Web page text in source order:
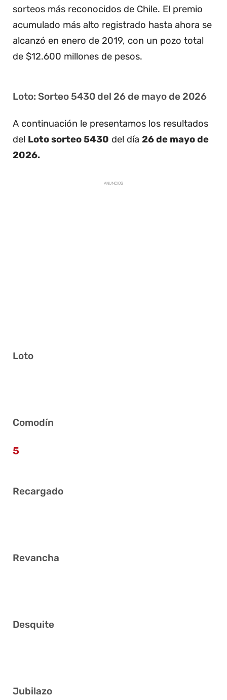
sorteos más reconocidos de Chile. El premio
acumulado más alto registrado hasta ahora se
alcanzó en enero de 2019, con un pozo total
de $12.600 millones de pesos.
Loto: Sorteo 5430 del 26 de mayo de 2026
A continuación le presentamos los resultados
del Loto sorteo 5430 del día 26 de mayo de
2026.
ANUNCIOS
Loto
Comodín
5
Recargado
Revancha
Desquite
Jubilazo